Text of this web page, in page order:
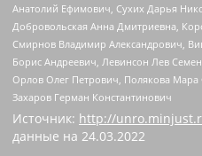
Анатолий Ефимович, Сухих Дарья
Добровольская Анна Дмитриевна,
Смирнов Владимир Александрович,
Борис Андреевич, Левинсон Лев
Орлов Олег Петрович, Полякова
Захаров Герман Константинович
Источник: http://
данные на 24.03.2022